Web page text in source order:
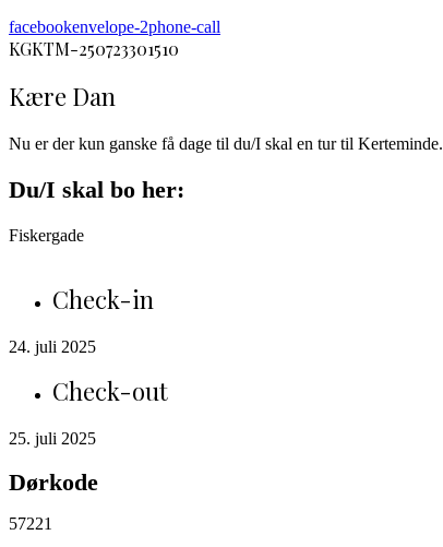
facebookenvelope-2phone-call
KGKTM-250723301510
Kære Dan
Nu er der kun ganske få dage til du/I skal en tur til Kerteminde.
Du/I skal bo her:
Fiskergade
Check-in
24. juli 2025
Check-out
25. juli 2025
Dørkode
57221